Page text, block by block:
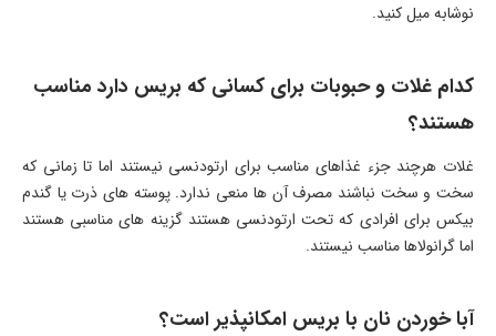
نوشابه میل کنید.
کدام غلات و حبوبات برای کسانی که بریس دارد مناسب
هستند؟
غلات هرچند جزء غذاهای مناسب برای ارتودنسی نیستند اما تا زمانی که
سخت و سخت نباشند مصرف آن ها منعی ندارد. پوسته های ذرت یا گندم
بیکس برای افرادی که تحت ارتودنسی هستند گزینه های مناسبی هستند
اما گرانولاها مناسب نیستند.
آبا خوردن نان با بریس امکانپذیر است؟